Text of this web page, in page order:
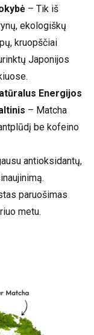
– Tik iš
ekologiškų
kruopščiai
Japonijos
Energijos
– Matcha
be kofeino
antioksidantų,
paruošimas
metu.